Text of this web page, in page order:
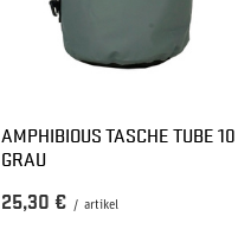
AMPHIBIOUS TASCHE TUBE 10
GRAU
25,30 € / artikel